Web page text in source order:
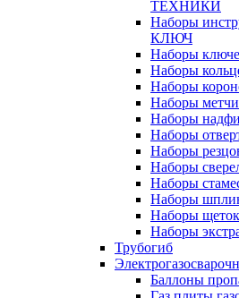
ТЕХНИКИ
Наборы
КЛЮЧ
Наборы
Наборы
Наборы
Наборы
Наборы
Наборы
Наборы
Наборы
Наборы
Наборы
Наборы щеток
Наборы
Трубогиб
Баллоны